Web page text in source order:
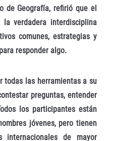
de Geografía, refirió que el
la verdadera interdisciplina
comunes, estrategias y
responder algo.
todas las herramientas a su
preguntas, entender
los participantes están
jóvenes, pero tienen
internacionales de mayor